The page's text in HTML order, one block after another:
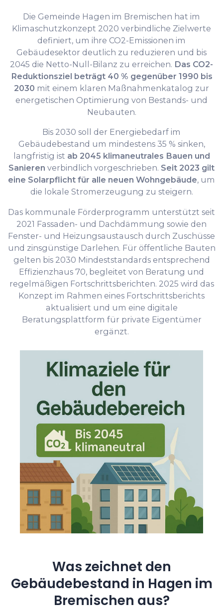
Die Gemeinde Hagen im Bremischen hat im
Klimaschutzkonzept 2020 verbindliche Zielwerte
definiert, um ihre CO2-Emissionen im
Gebäudesektor deutlich zu reduzieren und bis
2045 die Netto-Null-Bilanz zu erreichen. Das CO2-
Reduktionsziel beträgt 40 % gegenüber 1990 bis
2030 mit einem klaren Maßnahmenkatalog zur
energetischen Optimierung von Bestands- und
Neubauten.
Bis 2030 soll der Energiebedarf im
Gebäudebestand um mindestens 35 % sinken,
langfristig ist ab 2045 klimaneutrales Bauen und
Sanieren verbindlich vorgeschrieben. Seit 2023 gilt
eine Solarpflicht für alle neuen Wohngebäude, um
die lokale Stromerzeugung zu steigern.
Das kommunale Förderprogramm unterstützt seit
2021 Fassaden- und Dachdämmung sowie den
Fenster- und Heizungsaustausch durch Zuschüsse
und zinsgünstige Darlehen. Für öffentliche Bauten
gelten bis 2030 Mindeststandards entsprechend
Effizienzhaus 70, begleitet von Beratung und
regelmäßigen Fortschrittsberichten. 2025 wird das
Konzept im Rahmen eines Fortschrittsberichts
aktualisiert und um eine digitale
Beratungsplattform für private Eigentümer
ergänzt.
Was zeichnet den
Gebäudebestand in Hagen im
Bremischen aus?